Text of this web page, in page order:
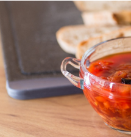
Баклажаны с овощами
ПРАВОСЛАВИЕ ЕДА